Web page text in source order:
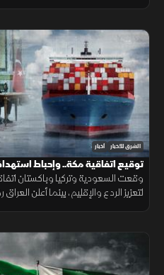
الشرق للأخبار أخبار
توقيع اتفاقية مكة.. وإحباط
وقعت السعودية وتركيا وباكستان
لتعزيز الردع والإقليم، بينما أعلن